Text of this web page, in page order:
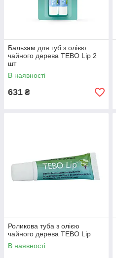
Бальзам для губ з олією
чайного дерева TEBO Lip 2
шт
В наявності
631 ₴
Роликова туба з олією
чайного дерева TEBO Lip
В наявності